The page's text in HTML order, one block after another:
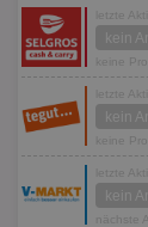
letzte
kein
keine
letzte
kein
keine
letzte
kein
nächste